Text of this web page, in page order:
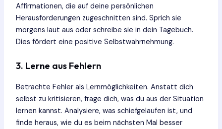
Affirmationen, die auf deine persönlichen
Herausforderungen zugeschnitten sind. Sprich sie
morgens laut aus oder schreibe sie in dein Tagebuch.
Dies fördert eine positive Selbstwahrnehmung.
3. Lerne aus Fehlern
Betrachte Fehler als Lernmöglichkeiten. Anstatt dich
selbst zu kritisieren, frage dich, was du aus der Situation
lernen kannst. Analysiere, was schiefgelaufen ist, und
finde heraus, wie du es beim nächsten Mal besser